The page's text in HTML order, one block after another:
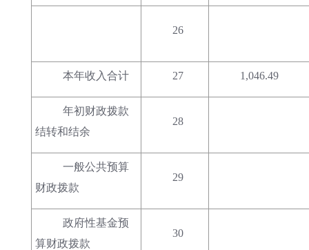
26
本年收入合计 27 1,046.49
年初财政拨款
结转和结余
28
一般公共预算
财政拨款
29
政府性基金预
算财政拨款
30